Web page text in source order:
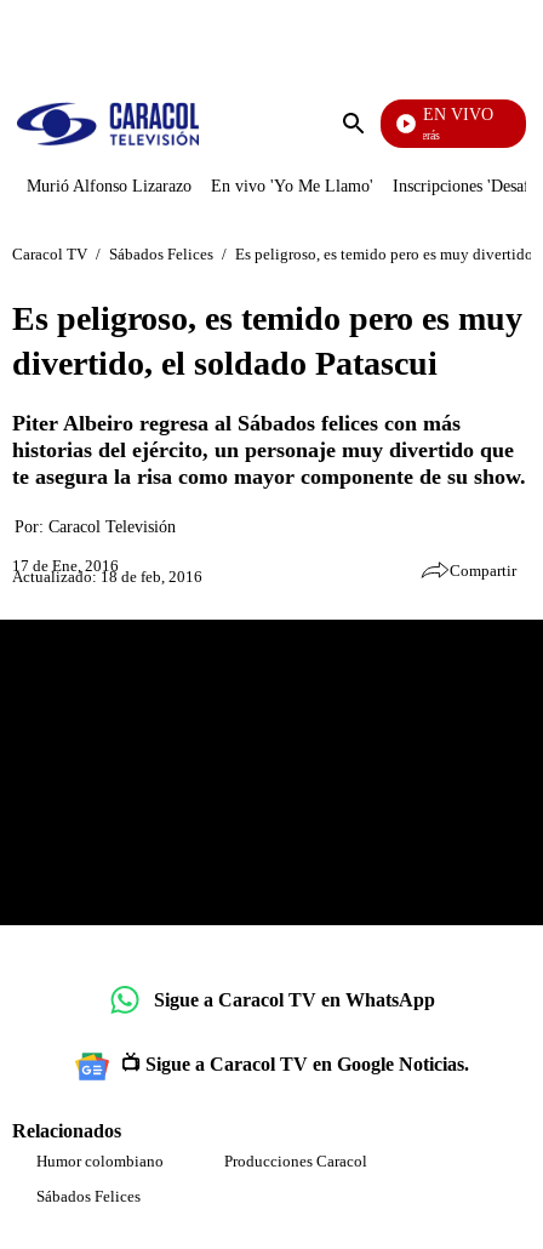
Enviar
EN VIVO
También Caerás
Murió Alfonso Lizarazo En vivo 'Yo Me Llamo' Inscripciones
Caracol TV / Sábados Felices / Es peligroso, es temido pero es muy divertido,
Es peligroso, es temido pero es muy
divertido, el soldado Patascui
Piter Albeiro regresa al Sábados felices con más
historias del ejército, un personaje muy divertido que
te asegura la risa como mayor componente de su show.
Por: Caracol Televisión
17 de Ene, 2016
Actualizado: 18 de feb, 2016 Compartir
Sigue a Caracol TV en WhatsApp
📺 Sigue a Caracol TV en Google Noticias.
Relacionados
Humor colombiano
Producciones Caracol
Sábados Felices